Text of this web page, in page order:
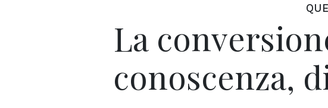
La
conoscenza,